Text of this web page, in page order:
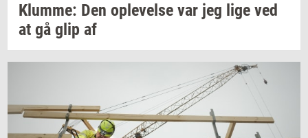
Klum­me: Den op­le­vel­se var jeg lige ved
at gå glip af